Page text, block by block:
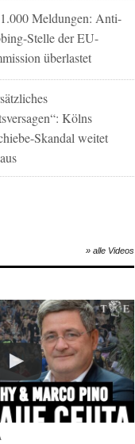
Meldungen: Anti-
Stelle der EU-
überlastet
Kölns
Skandal weitet
» alle Videos